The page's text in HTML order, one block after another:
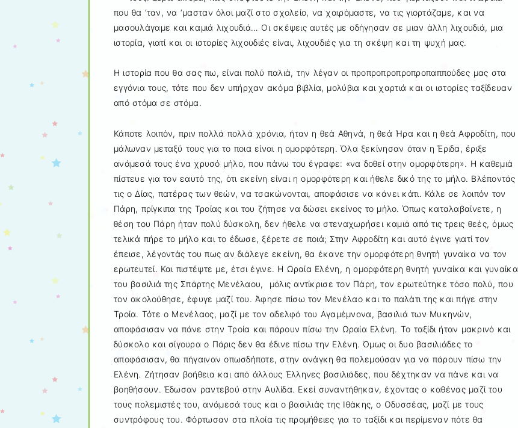
που θα ‘ταν, να ‘μασταν όλοι μαζί στο σχολείο, να χαιρόμαστε, να τις γιορτάζαμε, και να
μασουλάγαμε και καμιά λιχουδιά… Οι σκέψεις αυτές με οδήγησαν σε μιαν άλλη λιχουδιά, μια
ιστορία, γιατί και οι ιστορίες λιχουδιές είναι, λιχουδιές για τη σκέψη και τη ψυχή μας.
Η ιστορία που θα σας πω, είναι πολύ παλιά, την λέγαν οι προπροπροπροπροπαππούδες μας στα
εγγόνια τους, τότε που δεν υπήρχαν ακόμα βιβλία, μολύβια και χαρτιά και οι ιστορίες ταξίδευαν
από στόμα σε στόμα.
Κάποτε λοιπόν, πριν πολλά πολλά χρόνια, ήταν η θεά Αθηνά, η θεά Ήρα και η θεά Αφροδίτη, που
μάλωναν μεταξύ τους για το ποια είναι η ομορφότερη. Όλα ξεκίνησαν όταν η Έριδα, έριξε
ανάμεσά τους ένα χρυσό μήλο, που πάνω του έγραφε: «να δοθεί στην ομορφότερη». Η καθεμιά
πίστευε για τον εαυτό της, ότι εκείνη είναι η ομορφότερη και ήθελε δικό της το μήλο. Βλέποντάς
τις ο Δίας, πατέρας των θεών, να τσακώνονται, αποφάσισε να κάνει κάτι. Κάλε σε λοιπόν τον
Πάρη, πρίγκιπα της Τροίας και του ζήτησε να δώσει εκείνος το μήλο. Όπως καταλαβαίνετε, η
θέση του Πάρη ήταν πολύ δύσκολη, δεν ήθελε να στεναχωρήσει καμιά από τις τρεις θεές, όμως
τελικά πήρε το μήλο και το έδωσε, ξέρετε σε ποιά; Στην Αφροδίτη και αυτό έγινε γιατί τον
έπεισε, λέγοντάς του πως αν διάλεγε εκείνη, θα έκανε την ομορφότερη θνητή γυναίκα να τον
ερωτευτεί. Και πιστέψτε με, έτσι έγινε. Η Ωραία Ελένη, η ομορφότερη θνητή γυναίκα και γυναίκα
του βασιλιά της Σπάρτης Μενέλαου, μόλις αντίκρισε τον Πάρη, τον ερωτεύτηκε τόσο πολύ, που
τον ακολούθησε, έφυγε μαζί του. Άφησε πίσω τον Μενέλαο και το παλάτι της και πήγε στην
Τροία. Τότε ο Μενέλαος, μαζί με τον αδελφό του Αγαμέμνονα, βασιλιά των Μυκηνών,
αποφάσισαν να πάνε στην Τροία και πάρουν πίσω την Ωραία Ελένη. Το ταξίδι ήταν μακρινό και
δύσκολο και σίγουρα ο Πάρις δεν θα έδινε πίσω την Ελένη. Όμως οι δυο βασιλιάδες το
αποφάσισαν, θα πήγαιναν οπωσδήποτε, στην ανάγκη θα πολεμούσαν για να πάρουν πίσω την
Ελένη. Ζήτησαν βοήθεια και από άλλους Έλληνες βασιλιάδες, που δέχτηκαν να πάνε και να
βοηθήσουν. Έδωσαν ραντεβού στην Αυλίδα. Εκεί συναντήθηκαν, έχοντας ο καθένας μαζί του
τους πολεμιστές του, ανάμεσά τους και ο βασιλιάς της Ιθάκης, ο Οδυσσέας, μαζί με τους
συντρόφους του. Φόρτωσαν στα πλοία τις προμήθειες για το ταξίδι και περίμεναν πότε θα